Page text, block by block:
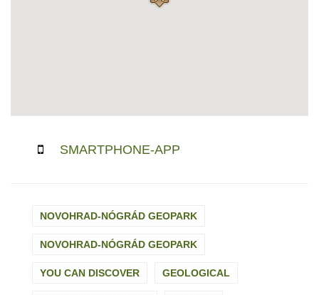
SMARTPHONE-APP
NOVOHRAD-NÓGRÁD GEOPARK
NOVOHRAD-NÓGRÁD GEOPARK
YOU CAN DISCOVER GEOLOGICAL